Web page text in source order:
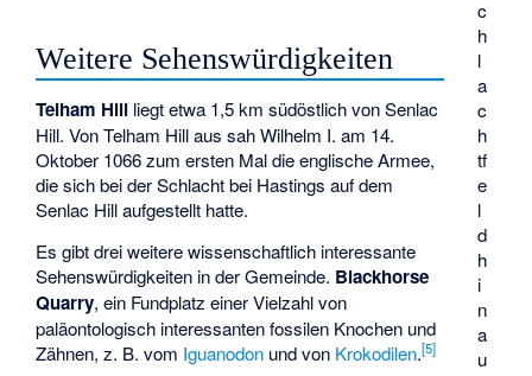
c
h
l
a
c
h
tf
e
l
d
h
i
n
a
u
Weitere Sehenswürdigkeiten
Telham Hill liegt etwa 1,5 km südöstlich von Senlac
Hill. Von Telham Hill aus sah Wilhelm I. am 14.
Oktober 1066 zum ersten Mal die englische Armee,
die sich bei der Schlacht bei Hastings auf dem
Senlac Hill aufgestellt hatte.
Es gibt drei weitere wissenschaftlich interessante
Sehenswürdigkeiten in der Gemeinde. Blackhorse
Quarry, ein Fundplatz einer Vielzahl von
paläontologisch interessanten fossilen Knochen und
Zähnen, z. B. vom Iguanodon und von Krokodilen.[5]